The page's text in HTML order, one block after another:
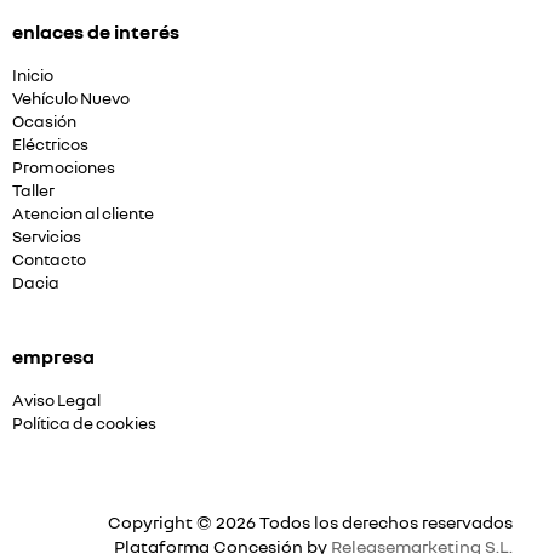
enlaces de interés
Inicio
Vehículo Nuevo
Ocasión
Eléctricos
Promociones
Taller
Atencion al cliente
Servicios
Contacto
Dacia
empresa
Aviso Legal
Política de cookies
Copyright © 2026 Todos los derechos reservados
Plataforma Concesión by Releasemarketing S.L.